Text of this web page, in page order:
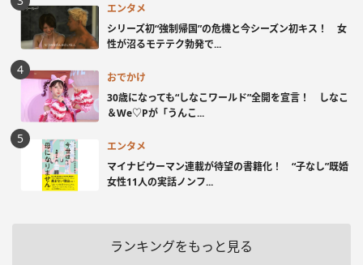
エンタメ
シリーズ初“強制帰国”の危機と今シーズン初キス！ 女
性が沼るモテテク勃発で...
おでかけ
30歳になっても“しなこワールド”全開を宣言！ しなこ
＆We♡Pが「うんこ...
エンタメ
マイナビウーマン連載が待望の書籍化！ “子なし”既婚
女性11人の実話ノンフ...
ランキングをもっと見る